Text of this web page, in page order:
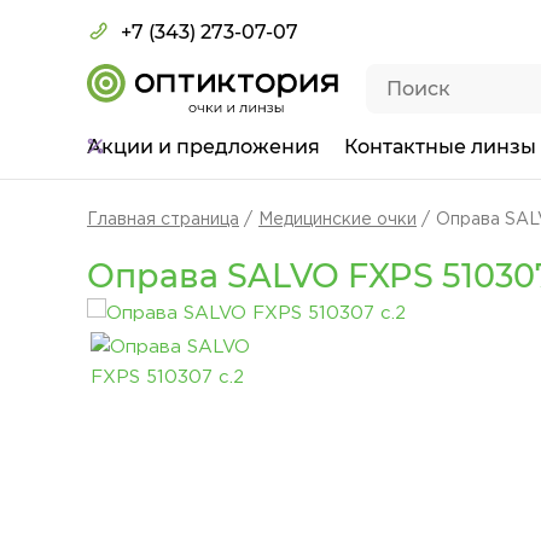
+7 (343) 273-07-07
Акции и предложения Контактные линзы
Главная страница Медицинские очки Оправа
Оправа SALVO FXPS